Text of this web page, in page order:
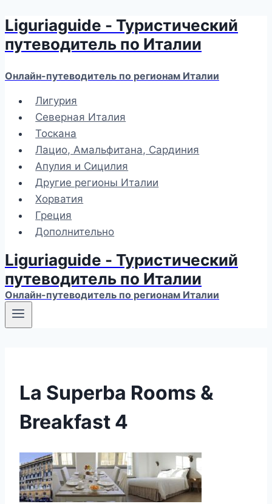
Перейти
к
содержимому
Liguriaguide - Туристический
путеводитель по Италии
Онлайн-путеводитель по регионам Италии
Лигурия
Северная Италия
Тоскана
Лацио, Амальфитана, Сардиния
Апулия и Сицилия
Другие регионы Италии
Хорватия
Греция
Дополнительно
Liguriaguide - Туристический
путеводитель по Италии
Онлайн-путеводитель по регионам Италии
La Superba Rooms &
Breakfast 4